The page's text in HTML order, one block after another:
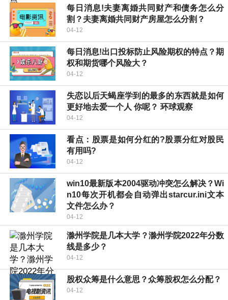
每日消息!夫妻离婚共同财产和债务怎么分
割？夫妻离婚共同财产房屋怎么分割？
04-12
每日消息!出口投标防止风险期权的特点？期
权和期货哪个风险大？
04-12
失恋以后天蝎座学到的最多的东西就是如何
更好地去爱一个人 你呢？ 环球观察
04-12
看点：股票是如何分红的?股票分红对股民
有用吗?
04-12
win10最新版本2004驱动冲突怎么解决？Wi
n10每次开机都会自动弹出starcur.ini文本
文件怎么办？
04-12
滁州学院是几本大学？滁州学院2022年分数
线是多少？
04-12
股权众筹是什么意思？众筹股权怎么分配？
04-12